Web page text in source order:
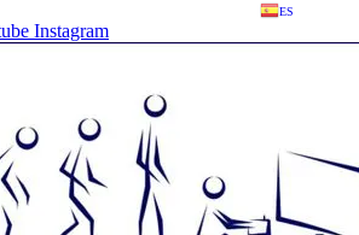
ES
Instagram